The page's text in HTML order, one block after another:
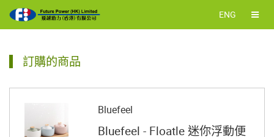
ENG
訂購的商品
Bluefeel
Bluefeel - Floatle 迷你浮動便